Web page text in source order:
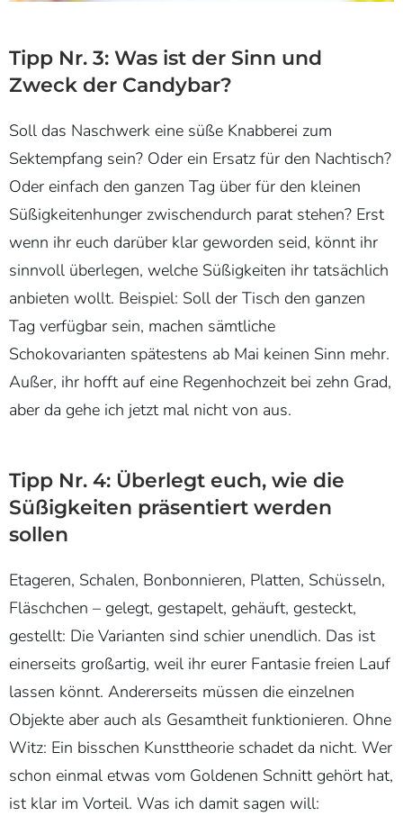
Tipp Nr. 3: Was ist der Sinn und
Zweck der Candybar?
Soll das Naschwerk eine süße Knabberei zum
Sektempfang sein? Oder ein Ersatz für den Nachtisch?
Oder einfach den ganzen Tag über für den kleinen
Süßigkeitenhunger zwischendurch parat stehen? Erst
wenn ihr euch darüber klar geworden seid, könnt ihr
sinnvoll überlegen, welche Süßigkeiten ihr tatsächlich
anbieten wollt. Beispiel: Soll der Tisch den ganzen
Tag verfügbar sein, machen sämtliche
Schokovarianten spätestens ab Mai keinen Sinn mehr.
Außer, ihr hofft auf eine Regenhochzeit bei zehn Grad,
aber da gehe ich jetzt mal nicht von aus.
Tipp Nr. 4: Überlegt euch, wie die
Süßigkeiten präsentiert werden
sollen
Etageren, Schalen, Bonbonnieren, Platten, Schüsseln,
Fläschchen – gelegt, gestapelt, gehäuft, gesteckt,
gestellt: Die Varianten sind schier unendlich. Das ist
einerseits großartig, weil ihr eurer Fantasie freien Lauf
lassen könnt. Andererseits müssen die einzelnen
Objekte aber auch als Gesamtheit funktionieren. Ohne
Witz: Ein bisschen Kunsttheorie schadet da nicht. Wer
schon einmal etwas vom Goldenen Schnitt gehört hat,
ist klar im Vorteil. Was ich damit sagen will: